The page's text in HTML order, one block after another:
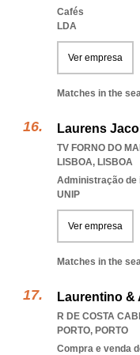
Cafés
LDA
Ver empresa
Matches in the
Laurens
TV FORNO DO
LISBOA, LISBOA
Administração de
UNIP
Ver empresa
Matches in the
Laurentino &
R DE COSTA
PORTO, PORTO
Compra e venda